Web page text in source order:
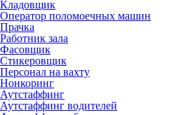
Кладовщик
Оператор поломоечных машин
Прачка
Работник зала
Фасовщик
Стикеровщик
Персонал на вахту
Нонкоринг
Аутстаффинг
Аутстаффинг водителей